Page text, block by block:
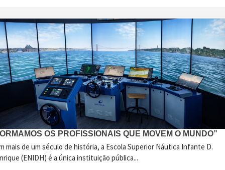
OS PROFISSIONAIS QUE MOVEM O MUNDO”
mais de um século de história, a Escola Superior Náutica Infante D.
(ENIDH) é a única instituição pública...